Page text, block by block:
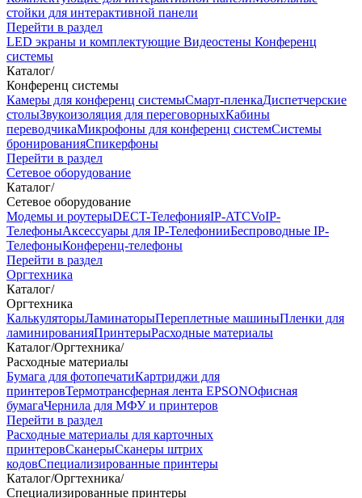
стойки для интерактивной панели
Перейти в раздел
LED экраны и комплектующие Видеостены Конференц
системы
Каталог/
Конференц системы
Камеры для конференц системыCмарт-пленкаДиспетчерские
столыЗвукоизоляция для переговорныхКабины
переводчикаМикрофоны для конференц системСистемы
бронированияСпикерфоны
Перейти в раздел
Сетевое оборудование
Каталог/
Сетевое оборудование
Модемы и роутерыDECT-ТелефонияIP-ATCVoIP-
ТелефоныАксессуары для IP-ТелефонииБеспроводные IP-
ТелефоныКонференц-телефоны
Перейти в раздел
Оргтехника
Каталог/
Оргтехника
КалькуляторыЛаминаторыПереплетные машиныПленки для
ламинированияПринтерыРасходные материалы
Каталог/Оргтехника/
Расходные материалы
Бумага для фотопечатиКартриджи для
принтеровТермотрансферная лента EPSONОфисная
бумагаЧернила для МФУ и принтеров
Перейти в раздел
Расходные материалы для карточных
принтеровСканерыСканеры штрих
кодовСпециализированные принтеры
Каталог/Оргтехника/
Специализированные принтеры